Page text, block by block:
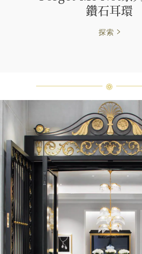
鑽石耳環
探索